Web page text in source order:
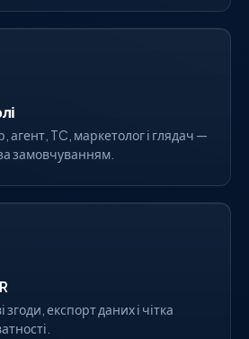
TC, маркетолог і глядач —
замовчуванням.
згоди, експорт даних і чітка